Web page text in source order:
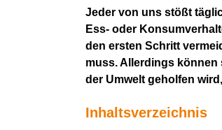
Jeder von uns stößt
Ess- oder
den ersten Schritt
muss. Allerdings können
der Umwelt geholfen
Inhaltsverzeichnis